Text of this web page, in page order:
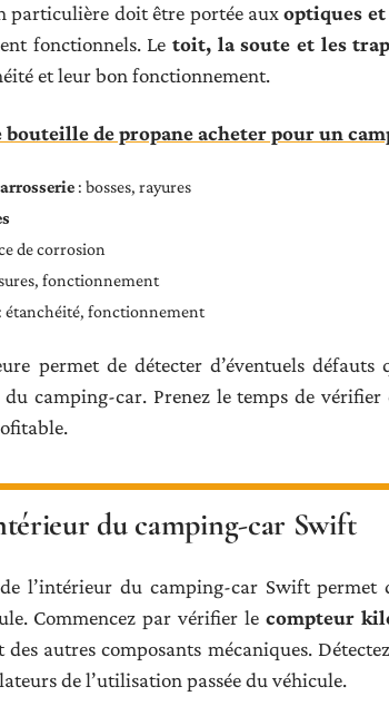
particulière doit être portée auxoptiques
fonctionnels. Le toit, la soute et les
et leur bon fonctionnement.
bouteille de propane acheter pour un
: bosses, rayures
de corrosion
fonctionnement
: étanchéité, fonctionnement
permet de détecter d’éventuels
camping-car. Prenez le temps de vérifier
du camping-car Swift
l’intérieur du camping-car Swift permet
Commencez par vérifier le compteur
autres composants mécaniques.
de l’utilisation passée du véhicule.